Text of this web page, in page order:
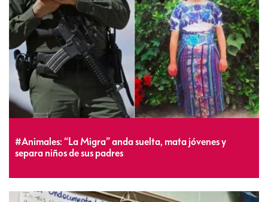
#Animales: “La Migra” anda suelta, mata jóvenes y
separa niños de sus padres